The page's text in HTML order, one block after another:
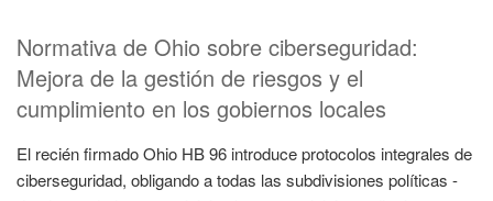
Normativa de Ohio sobre ciberseguridad:
Mejora de la gestión de riesgos y el
cumplimiento en los gobiernos locales
El recién firmado Ohio HB 96 introduce protocolos integrales de
ciberseguridad, obligando a todas las subdivisiones políticas -